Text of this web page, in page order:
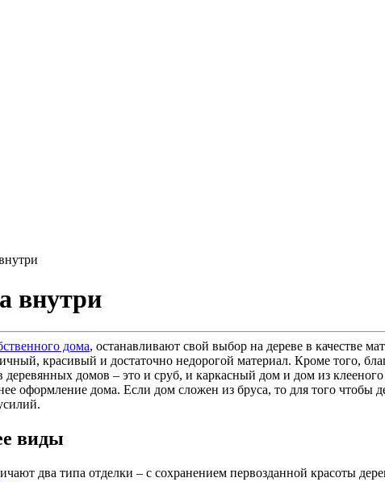
внутри
дома, останавливают свой выбор на дереве в качестве
красивый и достаточно недорогой материал. Кроме того,
домов – это и сруб, и каркасный дом и дом из
оформление дома. Если дом сложен из бруса, то для того чтобы
виды
два типа отделки – с сохранением первозданной красоты